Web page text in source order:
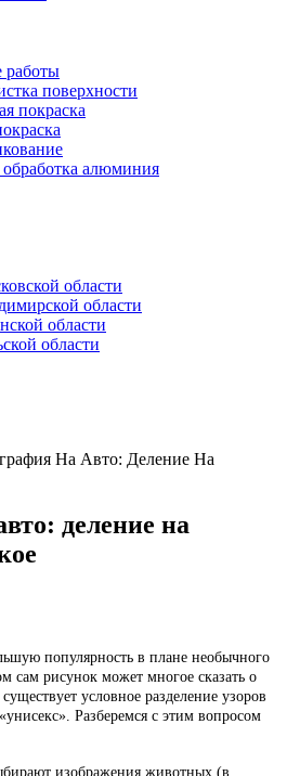
работы
поверхности
покраска
обработка алюминия
области
области
области
области
На Авто: Деление На
деление на
популярность в плане необычного
сам рисунок может многое сказать о
условное разделение узоров
Разберемся с этим вопросом
изображения животных (в